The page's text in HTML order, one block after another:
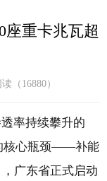
座重卡兆瓦超
（16880）
率持续攀升的
核心瓶颈——补能
广东省正式启动